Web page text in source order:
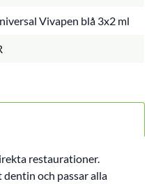
Vivapen blå 3x2 ml
restaurationer.
och passar alla